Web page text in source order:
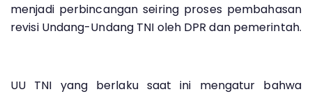
menjadi perbincangan seiring proses pembahasan
revisi Undang-Undang TNI oleh DPR dan pemerintah.
UU TNI yang berlaku saat ini mengatur bahwa